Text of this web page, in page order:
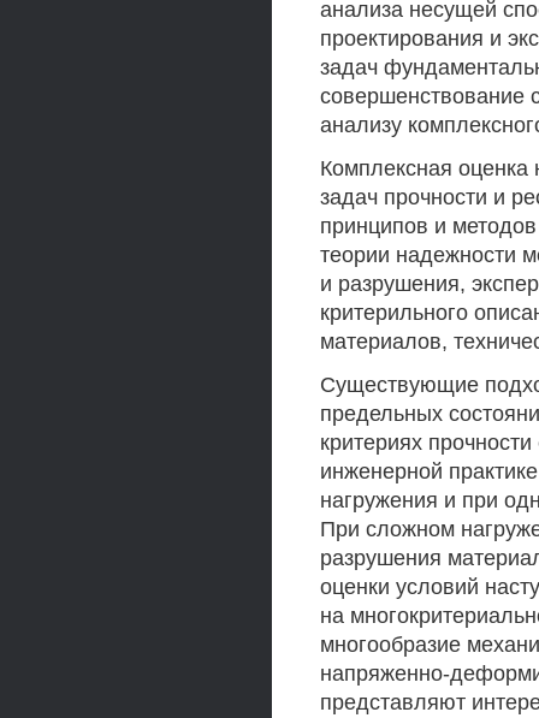
анализа несущей
проектирования и
задач
совершенствование
анализу
Комплексная оценка
задач прочности и
принципов и
теории надежности
и разрушения,
критерильного
материалов,
Существующие
предельных
критериях
инженерной
нагружения и при
При сложном
разрушения
оценки условий
на
многообразие
напряженно-
представляют